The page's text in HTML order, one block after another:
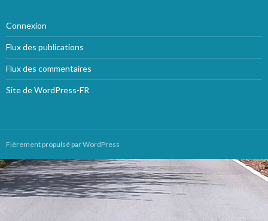
Connexion
Flux des publications
Flux des commentaires
Site de WordPress-FR
Fièrement propulsé par WordPress